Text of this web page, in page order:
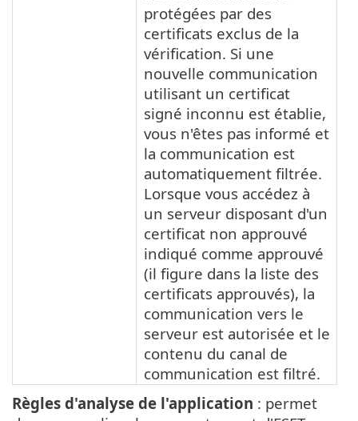
protégées par des
certificats exclus de la
vérification. Si une
nouvelle communication
utilisant un certificat
signé inconnu est établie,
vous n'êtes pas informé et
la communication est
automatiquement filtrée.
Lorsque vous accédez à
un serveur disposant d'un
certificat non approuvé
indiqué comme approuvé
(il figure dans la liste des
certificats approuvés), la
communication vers le
serveur est autorisée et le
contenu du canal de
communication est filtré.
Règles d'analyse de l'application : permet